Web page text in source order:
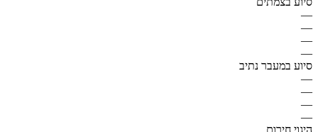
—
—
—
—
סיוע במעבר נתיב
—
—
—
—
היגוי חירום